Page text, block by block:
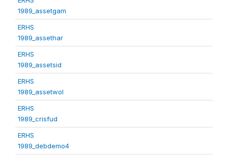
1989_assetgam
ERHS
1989_assethar
ERHS
1989_assetsid
ERHS
1989_assetwol
ERHS
1989_crisfud
ERHS
1989_debdemo4